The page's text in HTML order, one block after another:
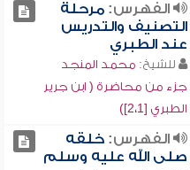
الفهرس:مرحلة
التصنيف والتدريس
عند الطبري
للشيخ: محمد المنجد
جزء من محاضرة ( ابن جرير
الطبري [2،1])
الفهرس:خلقه
صلى الله عليه وسلم